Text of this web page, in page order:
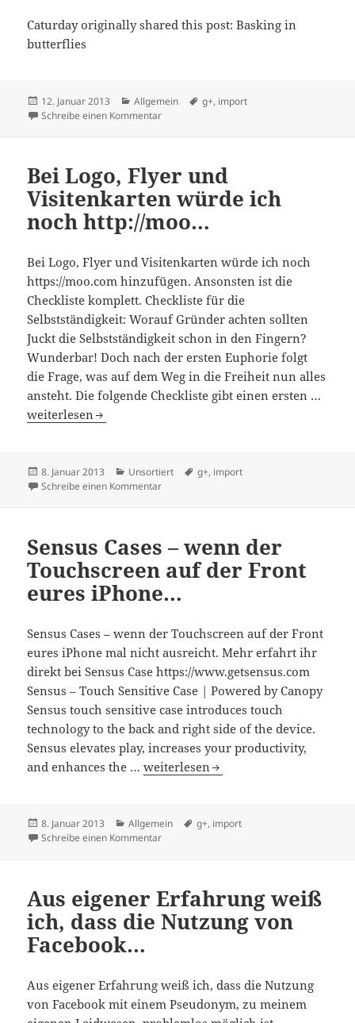
Caturday originally shared this post: Basking in
butterflies
Veröffentlicht
am
12. Januar 2013 Kategorien
Allgemein Schlagwörter
g+, import
Schreibe einen Kommentarzu Basking in butterflies
Bei Logo, Flyer und
Visitenkarten würde ich
noch http://moo…
Bei Logo, Flyer und Visitenkarten würde ich noch
https://moo.com hinzufügen. Ansonsten ist die
Checkliste komplett. Checkliste für die
Selbstständigkeit: Worauf Gründer achten sollten
Juckt die Selbstständigkeit schon in den Fingern?
Wunderbar! Doch nach der ersten Euphorie folgt
die Frage, was auf dem Weg in die Freiheit nun alles
ansteht. Die folgende Checkliste gibt einen ersten …
Bei Logo, Flyer und Visitenkarten würde ich noch http://
weiterlesen
Veröffentlicht
am
8. Januar 2013 Kategorien
Unsortiert Schlagwörter
g+, import
Schreibe einen Kommentarzu Bei Logo, Flyer und Visitenkarten würde
Sensus Cases – wenn der
Touchscreen auf der Front
eures iPhone…
Sensus Cases – wenn der Touchscreen auf der Front
eures iPhone mal nicht ausreicht. Mehr erfahrt ihr
direkt bei Sensus Case https://www.getsensus.com
Sensus – Touch Sensitive Case | Powered by Canopy
Sensus touch sensitive case introduces touch
technology to the back and right side of the device.
Sensus elevates play, increases your productivity,
and enhances the …Sensus Cases – wenn der
weiterlesen
Veröffentlicht
am
8. Januar 2013 Kategorien
Allgemein Schlagwörter
g+, import
Schreibe einen Kommentarzu Sensus Cases – wenn der Touchscreen
Aus eigener Erfahrung weiß
ich, dass die Nutzung von
Facebook…
Aus eigener Erfahrung weiß ich, dass die Nutzung
von Facebook mit einem Pseudonym, zu meinem